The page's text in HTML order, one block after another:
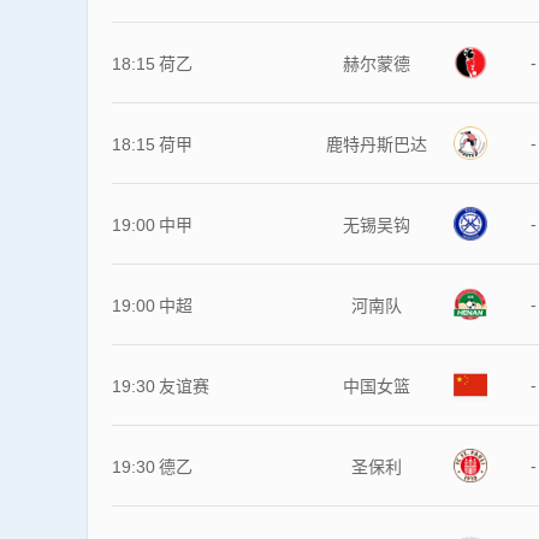
18:15 荷乙 赫尔蒙德 -
18:15 荷甲 鹿特丹斯巴达 -
19:00 中甲 无锡吴钩 -
19:00 中超 河南队 -
19:30 友谊赛 中国女篮 -
19:30德乙 圣保利 -